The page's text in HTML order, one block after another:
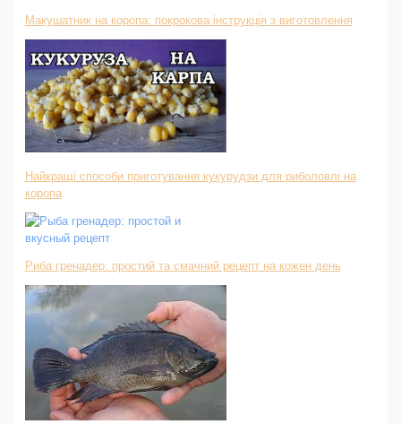
Макушатник на коропа: покрокова інструкція з виготовлення
Найкращі способи приготування кукурудзи для риболовлі на
коропа
Риба гренадер: простий та смачний рецепт на кожен день